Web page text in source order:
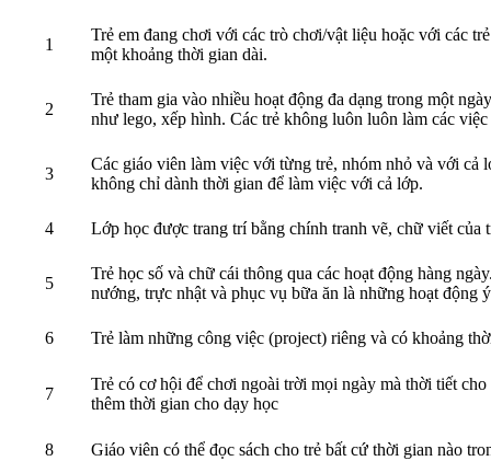
1
Trẻ em đang chơi với các trò chơi/vật liệu hoặc với các
một khoảng thời gian dài.
2
Trẻ tham gia vào nhiều hoạt động đa dạng trong một
như lego, xếp hình. Các trẻ không luôn luôn làm các
3
Các giáo viên làm việc với từng trẻ, nhóm nhỏ và với cả
không chỉ dành thời gian để làm việc với cả lớp.
4 Lớp học được trang trí bằng chính tranh vẽ, chữ viết của
5
Trẻ học số và chữ cái thông qua các hoạt động hàng
nướng, trực nhật và phục vụ bữa ăn là những hoạt động
6 Trẻ làm những công việc (project) riêng và có khoảng
7
Trẻ có cơ hội để chơi ngoài trời mọi ngày mà thời tiết
thêm thời gian cho dạy học
8 Giáo viên có thể đọc sách cho trẻ bất cứ thời gian nào